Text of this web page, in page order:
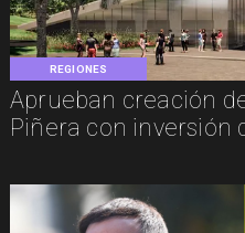
REGIONES
Aprueban creación
Piñera con inversión